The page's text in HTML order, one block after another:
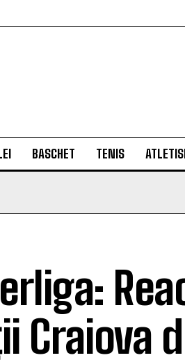
BASCHET TENIS
Craiova